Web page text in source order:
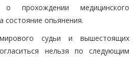
прохождении медицинского
состояние опьянения.
судьи и вышестоящих
нельзя по следующим